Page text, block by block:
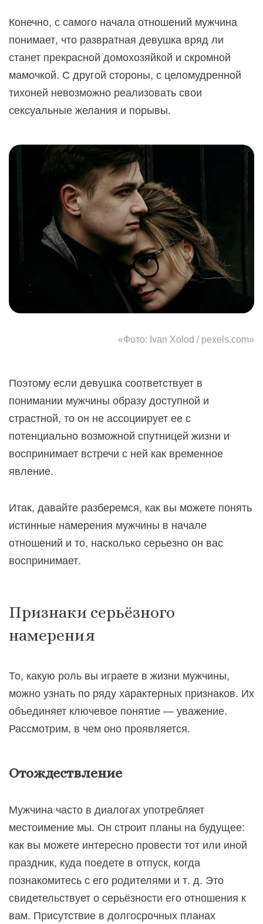
Конечно, с самого начала отношений мужчина
понимает, что развратная девушка вряд ли
станет прекрасной домохозяйкой и скромной
мамочкой. С другой стороны, с целомудренной
тихоней невозможно реализовать свои
сексуальные желания и порывы.
«Фото: Ivan Xolod / pexels.com»
Поэтому если девушка соответствует в
понимании мужчины образу доступной и
страстной, то он не ассоциирует ее с
потенциально возможной спутницей жизни и
воспринимает встречи с ней как временное
явление.
Итак, давайте разберемся, как вы можете понять
истинные намерения мужчины в начале
отношений и то, насколько серьезно он вас
воспринимает.
Признаки серьёзного
намерения
То, какую роль вы играете в жизни мужчины,
можно узнать по ряду характерных признаков. Их
объединяет ключевое понятие — уважение.
Рассмотрим, в чем оно проявляется.
Отождествление
Мужчина часто в диалогах употребляет
местоимение мы. Он строит планы на будущее:
как вы можете интересно провести тот или иной
праздник, куда поедете в отпуск, когда
познакомитесь с его родителями и т. д. Это
свидетельствует о серьёзности его отношения к
вам. Присутствие в долгосрочных планах